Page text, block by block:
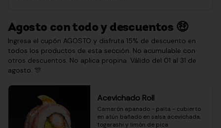
Agosto con todo y descuentos 🤑
Ingresa el cupón AGOSTO y disfruta 15% de descuento en
todos los productos de esta sección. No acumulable con
otros descuentos. No aplica propina. Válido del 01 al 31 de
agosto. 🎊
Acevichado Roll
Camarón apanado - palta - cubierto
en atún bañado en salsa acevichada,
togarashi y limón de pica